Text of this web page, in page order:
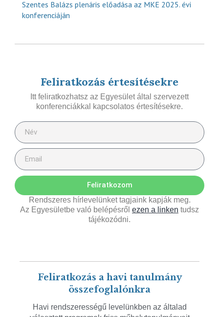
Szentes Balázs plenáris előadása az MKE 2025. évi
konferenciáján
Feliratkozás értesítésekre
Itt feliratkozhatsz az Egyesület által szervezett
konferenciákkal kapcsolatos értesítésekre.
Feliratkozom
Rendszeres hírlevelünket tagjaink kapják meg.
Az Egyesületbe való belépésről ezen a linken tudsz
tájékozódni.
Feliratkozás a havi tanulmány
összefoglalónkra
Havi rendszerességű levelünkben az általad